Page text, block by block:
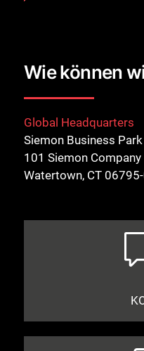
Wie können
Global Headquarters
Siemon Business Park
101 Siemon Company
Watertown, CT